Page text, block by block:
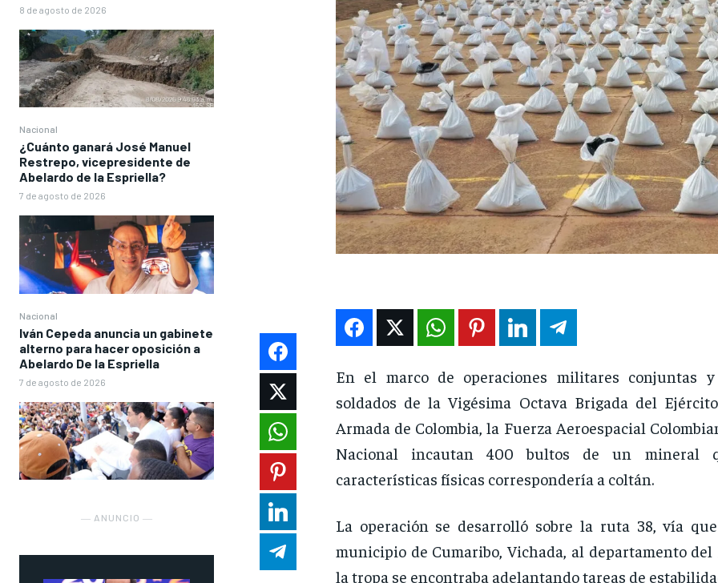
8 de agosto de 2026
Nacional
¿Cuánto ganará José Manuel
Restrepo, vicepresidente de
Abelardo de la Espriella?
7 de agosto de 2026
Nacional
Iván Cepeda anuncia un gabinete
alterno para hacer oposición a
Abelardo De la Espriella
7 de agosto de 2026
― ANUNCIO ―
En el marco de operaciones militares conjuntas y
soldados de la Vigésima Octava Brigada del
Armada de Colombia, la Fuerza Aeroespacial
Nacional incautan 400 bultos de un mineral
características físicas correspondería a coltán.
La operación se desarrolló sobre la ruta 38, vía
municipio de Cumaribo, Vichada, al departamento del
la tropa se encontraba adelantando tareas de